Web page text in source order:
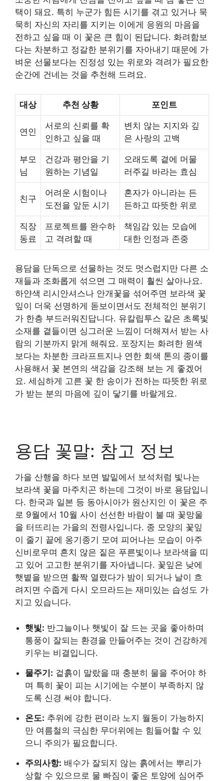
택이 돼요. 특히 누군가 힘든 시기를 겪고 있거나 묵
묵히 자신의 자리를 지키는 이에게 응원의 마음을
전하고 싶을 때 이 꽃은 큰 힘이 된답니다. 화려함보
다는 차분하고 정갈한 분위기를 자아내기 때문에 가
벼운 선물보다는 진정성 있는 위로와 격려가 필요한
순간에 건네는 것을 추천해 드려요.
대상 추천 상황 포인트
연인
서로의 신뢰를 확
인하고 싶을 때
변치 않는 지지와 깊
은 사랑의 고백
부모
님
건강과 평안을 기
원하는 기념일
오래도록 곁에 머물
러주길 바라는 효심
친구
어려운 시험이나
도전을 앞둔 시기
혼자가 아니라는 든
든하고 따뜻한 위로
직장
동료
프로젝트를 완수하
고 격려할 때
책임감 있는 모습에
대한 인정과 존중
용담을 단독으로 선물하는 것도 멋스럽지만 다른 소
재들과 조화롭게 섞으면 그 매력이 훨씬 살아나요.
하얀색 리시안셔스나 안개꽃을 섞어주면 보라색 꽃
잎이 더욱 선명하게 돋보이면서도 전체적인 분위기
가 한층 부드러워진답니다. 유칼립투스 같은 초록빛
소재를 곁들이면 싱그러운 느낌이 더해져서 받는 사
람의 기분까지 맑게 해줘요. 포장지는 화려한 원색
보다는 차분한 크라프트지나 연한 회색 톤의 종이를
사용해서 꽃 본연의 색감을 강조해 보는 게 좋겠어
요. 세심하게 고른 꽃 한 송이가 전하는 따뜻한 위로
가 받는 분의 마음에 깊이 닿기를 바랄게요.
용담 꽃말: 참고 정보
가을 산행을 하다 보면 발밑에서 보석처럼 빛나는
보라색 꽃을 마주치곤 하는데 그것이 바로 용담입니
다. 한국과 일본 등 동아시아가 원산지인 이 꽃은 주
로 9월에서 10월 사이 선선한 바람이 불 때 꽃망울
을 터뜨리는 가을의 전령사입니다. 종 모양의 꽃잎
이 줄기 끝에 옹기종기 모여 피어나는 모습이 아주
신비로우며 흔치 않은 짙은 푸른빛이나 보라색을 띠
고 있어 고고한 분위기를 자아냅니다. 꽃잎은 낮에
햇볕을 받으면 활짝 열렸다가 밤이 되거나 날이 흐
려지면 수줍게 다시 오므라드는 재미있는 습성도 가
지고 있습니다.
햇빛: 반그늘이나 햇빛이 잘 드는 곳을 좋아하며
통풍이 잘되는 환경을 만들어주는 것이 건강하게
키우는 비결입니다.
물주기: 겉흙이 말랐을 때 충분히 물을 주어야 하
며 특히 꽃이 피는 시기에는 수분이 부족하지 않
도록 신경 써야 합니다.
온도: 추위에 강한 편이라 노지 월동이 가능하지
만 여름철의 극심한 무더위에는 힘들어할 수 있
으니 주의가 필요합니다.
주의사항: 배수가 잘되지 않는 흙에서는 뿌리가
상할 수 있으므로 물 빠짐이 좋은 토양에 심어주